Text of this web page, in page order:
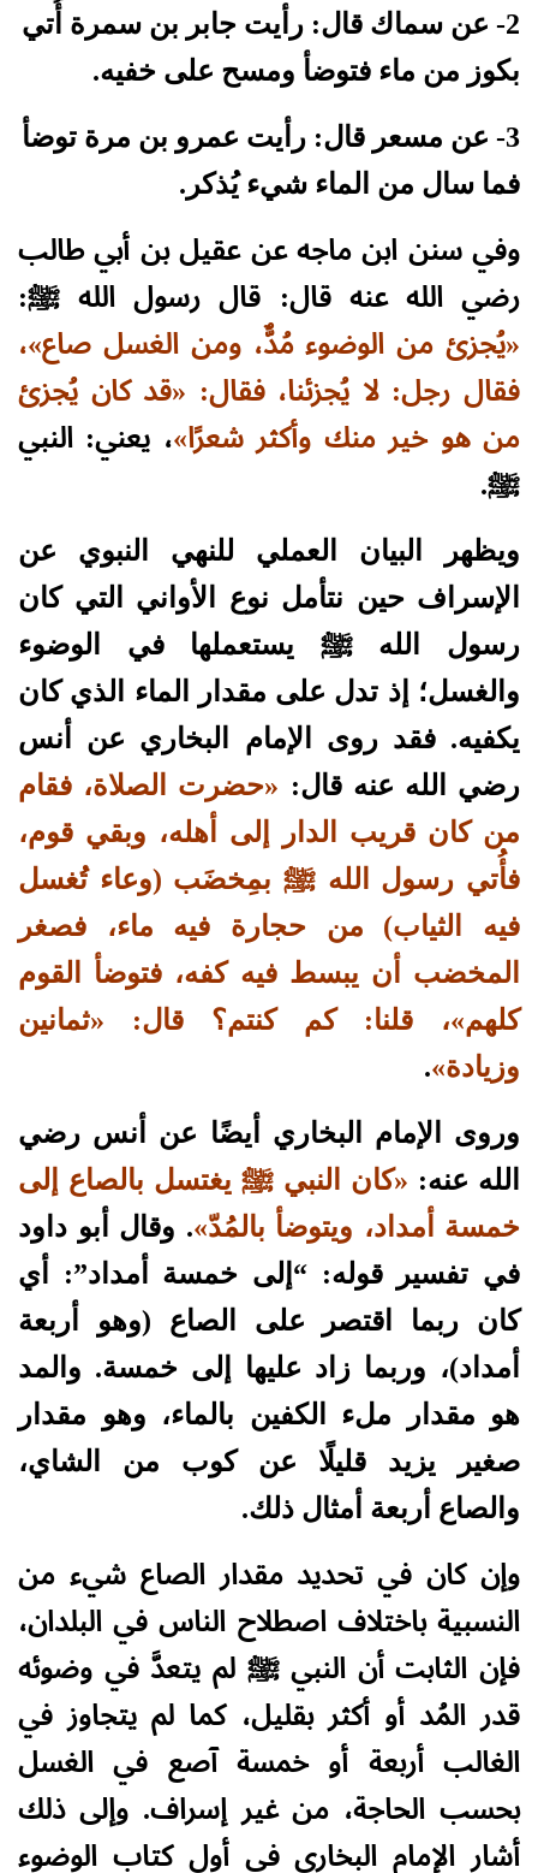
2- عن سماك قال: رأيت جابر بن سمرة أُتي
بكوز من ماء فتوضأ ومسح على خفيه.
3- عن مسعر قال: رأيت عمرو بن مرة توضأ
فما سال من الماء شيء يُذكر.
وفي سنن ابن ماجه عن عقيل بن أبي طالب
رضي الله عنه قال: قال رسول الله ﷺ:
«يُجزئ من الوضوء مُدٌّ، ومن الغسل صاع»،
فقال رجل: لا يُجزئنا، فقال: «قد كان يُجزئ
من هو خير منك وأكثر شعرًا»، يعني: النبي
ﷺ.
ويظهر البيان العملي للنهي النبوي عن
الإسراف حين نتأمل نوع الأواني التي كان
رسول الله ﷺ يستعملها في الوضوء
والغسل؛ إذ تدل على مقدار الماء الذي كان
يكفيه. فقد روى الإمام البخاري عن أنس
رضي الله عنه قال: «حضرت الصلاة، فقام
من كان قريب الدار إلى أهله، وبقي قوم،
فأُتي رسول الله ﷺ بمِخضَب (وعاء تُغسل
فيه الثياب) من حجارة فيه ماء، فصغر
المخضب أن يبسط فيه كفه، فتوضأ القوم
كلهم»، قلنا: كم كنتم؟ قال: «ثمانين
وزيادة».
وروى الإمام البخاري أيضًا عن أنس رضي
الله عنه: «كان النبي ﷺ يغتسل بالصاع إلى
خمسة أمداد، ويتوضأ بالمُدّ». وقال أبو داود
في تفسير قوله: “إلى خمسة أمداد”: أي
كان ربما اقتصر على الصاع (وهو أربعة
أمداد)، وربما زاد عليها إلى خمسة. والمد
هو مقدار ملء الكفين بالماء، وهو مقدار
صغير يزيد قليلًا عن كوب من الشاي،
والصاع أربعة أمثال ذلك.
وإن كان في تحديد مقدار الصاع شيء من
النسبية باختلاف اصطلاح الناس في البلدان،
فإن الثابت أن النبي ﷺ لم يتعدَّ في وضوئه
قدر المُد أو أكثر بقليل، كما لم يتجاوز في
الغالب أربعة أو خمسة آصع في الغسل
بحسب الحاجة، من غير إسراف. وإلى ذلك
أشار الإمام البخاري في أول كتاب الوضوء